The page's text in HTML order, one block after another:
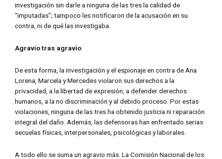
investigación sin darle a ninguna de las tres la calidad de
“imputadas”; tampoco les notificaron de la acusación en su
contra, ni de qué las investigaba.
Agravio tras agravio
De esta forma, la investigación y el espionaje en contra de Ana
Lorena, Marcela y Mercedes violaron sus derechos a la
privacidad, a la libertad de expresión, a defender derechos
humanos, a la no discriminación y al debido proceso. Por estas
violaciones, ninguna de las tres ha obtenido justicia ni reparación
integral del daño. Además, las defensoras han enfrentado serias
secuelas físicas, interpersonales, psicológicas y laborales.
A todo ello se suma un agravio más. La Comisión Nacional de los